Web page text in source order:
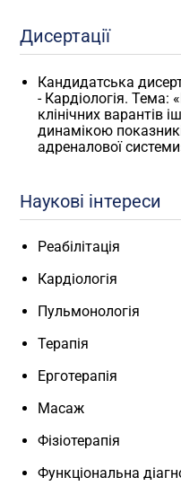
Дисертації
Кандидатська
- Кардіологія. Тема:
клінічних варантів
динамікою
адреналової
Наукові інтереси
Реабілітація
Кардіологія
Пульмонологія
Терапія
Ерготерапія
Масаж
Фізіотерапія
Функціональна